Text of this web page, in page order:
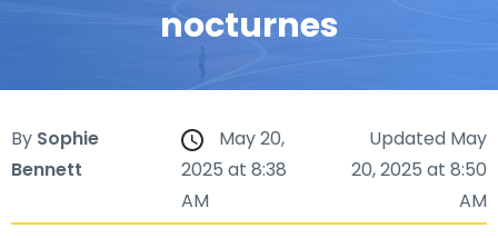
nocturnes
By Sophie
Bennett
May 20,
2025 at 8:38
AM
Updated May
20, 2025 at 8:50
AM